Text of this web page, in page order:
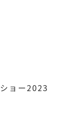
ョー2023